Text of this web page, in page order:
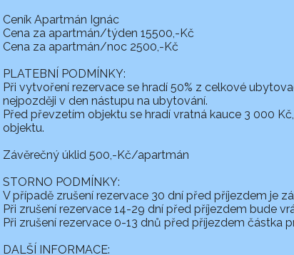
Ceník Apartmán Ignác
Cena za apartmán/týden 15500,-Kč
Cena za apartmán/noc 2500,-Kč
PLATEBNÍ PODMÍNKY:
Při vytvoření rezervace se hradí 50% z celkové
nejpozději v den nástupu na ubytování.
​Před převzetím objektu se hradí vratná kauce 3 000
objektu.
Závěrečný úklid 500,-Kč/apartmán
STORNO PODMÍNKY:
V případě zrušení rezervace 30 dní před příjezdem je
Při zrušení rezervace 14-29 dní před příjezdem bude
Při zrušení rezervace 0-13 dnů před příjezdem částka
DALŠÍ INFORMACE: